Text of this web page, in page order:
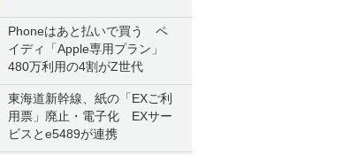
Phoneはあと払いで買う ペ
イディ「Apple専用プラン」
480万利用の4割がZ世代
東海道新幹線、紙の「EXご利
用票」廃止・電子化 EXサー
ビスとe5489が連携